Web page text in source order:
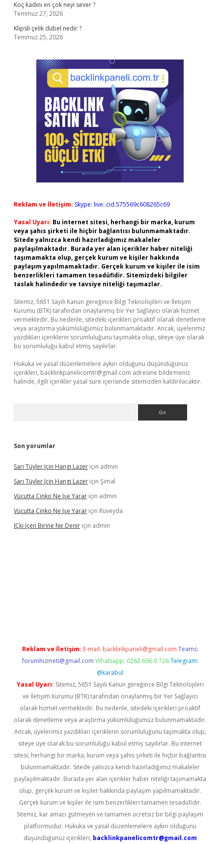
Koç kadını en çok neyi sever ?
Temmuz 27, 2026
Klipsli çelik dübel nedir ?
Temmuz 25, 2026
Reklam ve İletişim: Skype: live:.cid.575569c608265c69
Yasal Uyarı: Bu internet sitesi, herhangi bir marka, kurum
veya şahıs şirketi ile hiçbir bağlantısı bulunmamaktadır.
Sitede yalnızca kendi hazırladığımız makaleler
paylaşılmaktadır. Burada yer alan içerikler haber niteliği
taşımamakta olup, gerçek kurum ve kişiler hakkında
paylaşım yapılmamaktadır. Gerçek kurum ve kişiler ile isim
benzerlikleri tamamen tesadüfidir. Sitemizdeki bilgiler
taslak halindedir ve tavsiye niteliği taşımazlar.
Sitemiz, 5651 Sayılı Kanun gereğince Bilgi Teknolojileri ve İletişim
Kurumu (BTK) tarafından onaylanmış bir Yer Sağlayıcı olarak hizmet
vermektedir. Bu nedenle, sitedeki içerikleri proaktif olarak denetleme
veya araştırma yükümlülüğümüz bulunmamaktadır. Ancak, üyelerimiz
yazdıkları içeriklerin sorumluluğunu taşımakta olup, siteye üye olarak
bu sorumluluğu kabul etmiş sayılırlar.
Hukuka ve yasal düzenlemelere aykırı olduğunu düşündüğünüz
içerikleri, backlinkpanelicomtr@gmail.com adresine bildirmeniz
halinde, ilgili içerikler yasal süre içerisinde sitemizden kaldırılacaktır.
Son yorumlar
Sarı Tüyler Için Hangi Lazer için admin
Sarı Tüyler Için Hangi Lazer için Şimal
Vücutta Çinko Ne Işe Yarar için admin
Vücutta Çinko Ne Işe Yarar için Rüveyda
İÇki Içen Birine Ne Denir için admin
Reklam ve İletişim: E-mail: backlinkpaneli@gmail.com Teams:
forumhizmeti@gmail.com Whatsapp: 0262 606 0 726 Telegram:
@karabul
Yasal Uyarı: Sitemiz, 5651 Sayılı Kanun gereğince Bilgi Teknolojileri
ve İletişim Kurumu (BTK) tarafından onaylanmış bir Yer Sağlayıcı
olarak hizmet vermektedir. Bu nedenle, sitedeki içerikleri proaktif
olarak denetleme veya araştırma yükümlülüğümüz bulunmamaktadır.
Ancak, üyelerimiz yazdıkları içeriklerin sorumluluğunu taşımakta olup,
siteye üye olarak bu sorumluluğu kabul etmiş sayılırlar. Bu internet
sitesi, herhangi bir marka, kurum veya şahıs şirketi ile hiçbir bağlantısı
bulunmamaktadır. Sitede yalnızca kendi hazırladığımız makaleler
paylaşılmaktadır. Burada yer alan içerikler haber niteliği taşımamakta
olup, gerçek kurum ve kişiler hakkında paylaşım yapılmamaktadır.
Gerçek kurum ve kişiler ile isim benzerlikleri tamamen tesadüfidir.
Sitemiz, kar amacı gütmeyen ve tamamen ücretsiz bir bilgi paylaşım
platformudur. Hukuka ve yasal düzenlemelere aykırı olduğunu
düşündüğünüz içerikleri, backlinkpanelicomtr@gmail.com